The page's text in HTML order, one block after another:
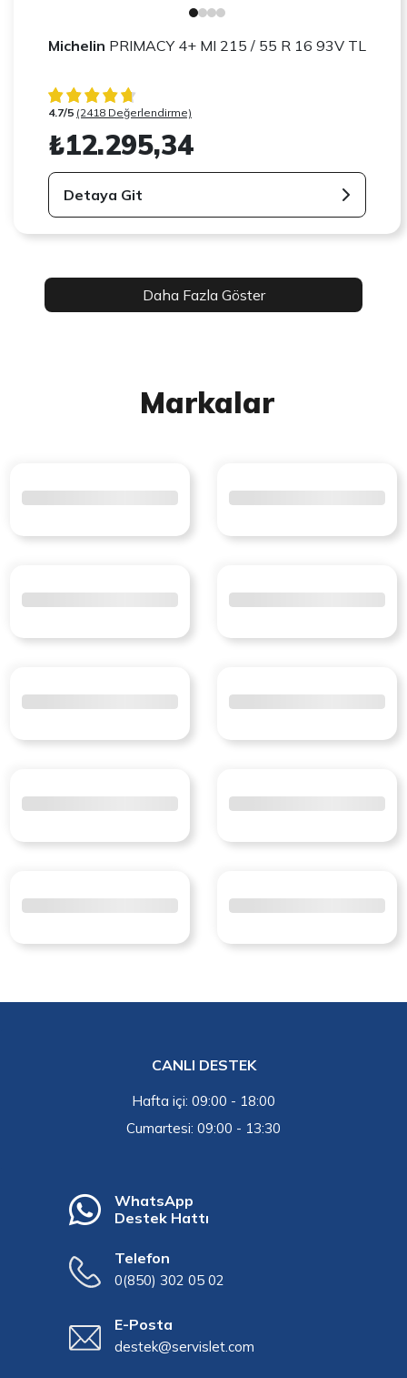
Michelin PRIMACY 4+ MI 215 / 55 R 16 93V TL
4.7/5 (2418 Değerlendirme)
₺12.295,34
Detaya Git
Daha Fazla Göster
Markalar
CANLI DESTEK
Hafta içi: 09:00 - 18:00
Cumartesi: 09:00 - 13:30
WhatsApp
Destek Hattı
Telefon
0(850) 302 05 02
E-Posta
destek@servislet.com